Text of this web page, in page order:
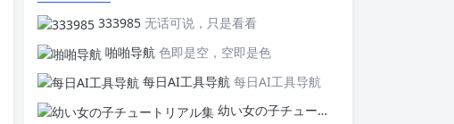
333985 无话可说，只是看看
啪啪导航 色即是空，空即是色
每日AI工具导航 每日AI工具导航
幼い女の子チュートリアル集